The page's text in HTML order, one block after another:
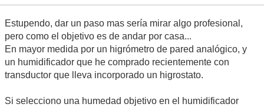
Estupendo, dar un paso mas sería mirar algo profesional,
pero como el objetivo es de andar por casa...
En mayor medida por un higrómetro de pared analógico, y
un humidificador que he comprado recientemente con
transductor que lleva incorporado un higrostato.
Si selecciono una humedad objetivo en el humidificador